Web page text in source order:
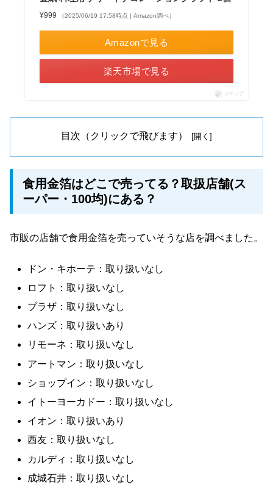
¥999 （2025/06/19 17:58時点 | Amazon調べ）
Amazonで見る
楽天市場で見る
ポチップ
目次（クリックで飛びます）
食用金箔はどこで売ってる？取扱店舗(ス
ーパー・100均)にある？
市販の店舗で食用金箔を売っていそうな店を調べました。
ドン・キホーテ：取り扱いなし
ロフト：取り扱いなし
プラザ：取り扱いなし
ハンズ：取り扱いあり
リモーネ：取り扱いなし
アートマン：取り扱いなし
ショップイン：取り扱いなし
イトーヨーカドー：取り扱いなし
イオン：取り扱いあり
西友：取り扱いなし
カルディ：取り扱いなし
成城石井：取り扱いなし